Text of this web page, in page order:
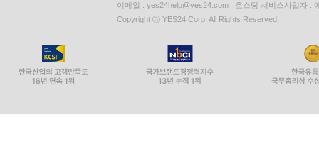
이메일 : yes24help@yes24.com 호스팅 서비스사업자 :
Copyright ⓒ YES24 Corp. All Rights Reserved.